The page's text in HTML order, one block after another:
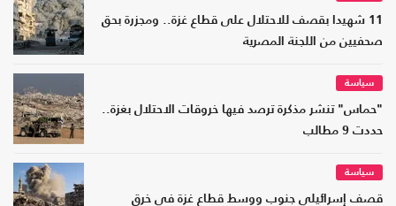
11 شهيدا بقصف للاحتلال على قطاع غزة.. ومجزرة بحق
صحفيين من اللجنة المصرية
سياسة
"حماس" تنشر مذكرة ترصد فيها خروقات الاحتلال بغزة..
حددت 9 مطالب
سياسة
قصف إسرائيلي جنوب ووسط قطاع غزة في خرق